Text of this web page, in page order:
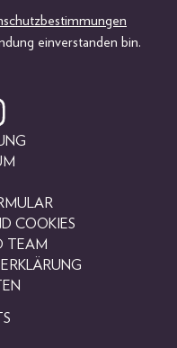
einverstanden bin.
COOKIES
TEAM